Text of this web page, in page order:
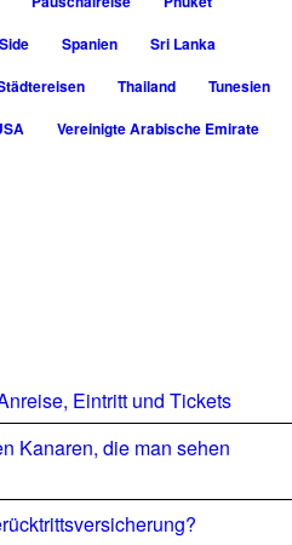
Side Spanien
Sri Lanka
Thailand
Tunesien
Vereinigte Arabische Emirate
Eintritt und Tickets
Kanaren, die man sehen